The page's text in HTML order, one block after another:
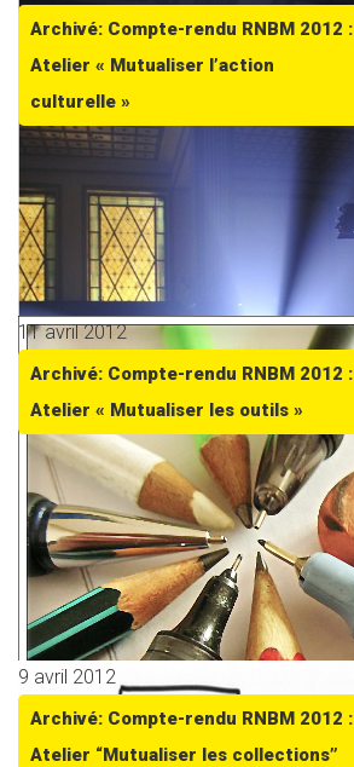
Archivé: Compte-rendu RNBM 2012 :
Atelier « Mutualiser l’action
culturelle »
11 avril 2012
Archivé: Compte-rendu RNBM 2012 :
Atelier « Mutualiser les outils »
9 avril 2012
Archivé: Compte-rendu RNBM 2012 :
Atelier “Mutualiser les collections”